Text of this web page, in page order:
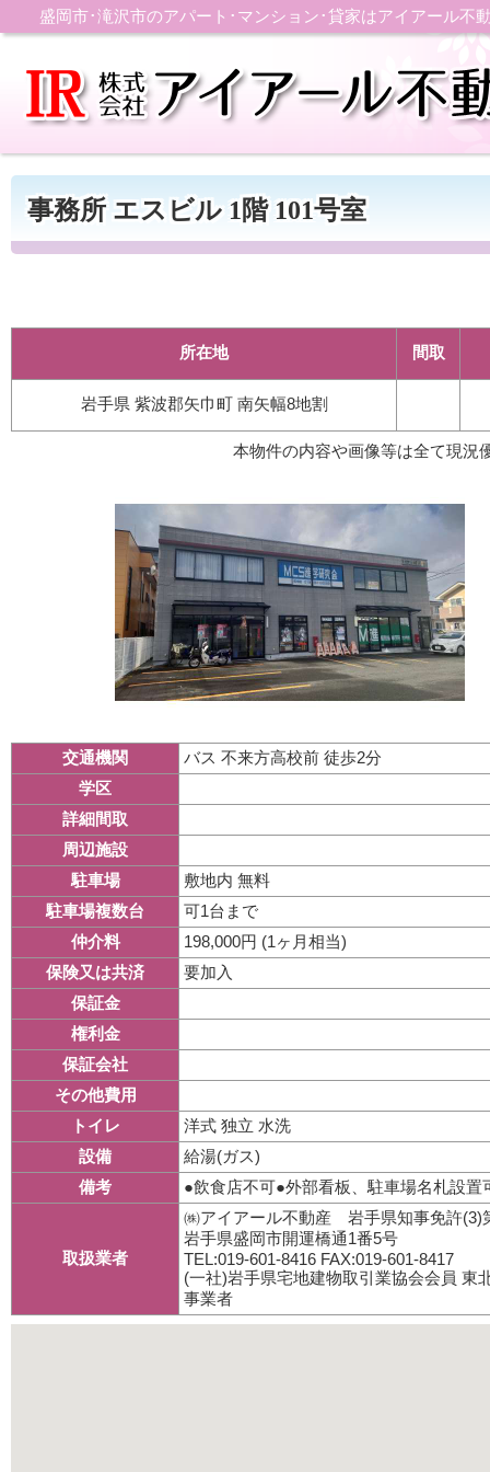
盛岡市･滝沢市のアパート･マンション･貸家はアイアール
事務所 エスビル 1階 101号室
所在地 間取
岩手県 紫波郡矢巾町 南矢幅8地割
本物件の内容や画像等は全て現況
交通機関 バス 不来方高校前 徒歩2分
学区
詳細間取
周辺施設
駐車場
敷地内 無料
駐車場複数台 可1台まで
仲介料 198,000円 (1ヶ月相当)
保険又は共済 要加入
保証金
権利金
保証会社
その他費用
トイレ
洋式 独立 水洗
設備 給湯(ガス)
備考 ●飲食店不可●外部看板、駐車場名札設
取扱業者
㈱アイアール不動産 岩手県知事免許(3)
岩手県盛岡市開運橋通1番5号
TEL:019-601-8416 FAX:019-601-8417
(一社)岩手県宅地建物取引業協会会員 東
事業者